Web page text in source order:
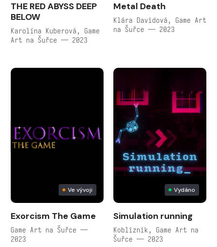
THE RED ABYSS DEEP
BELOW
Karolína Kuberová, Game
Art na Šuřce — 2023
Metal Death
Klára Davidová, Game Art
na Šuřce — 2023
Ve vývoji
Exorcism The Game
Game Art na Šuřce —
2023
Vydáno
Simulation running
Kobliznik, Game Art na
Šuřce — 2023